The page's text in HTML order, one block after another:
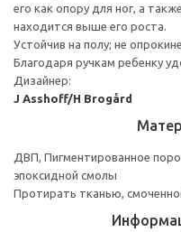
его как опору для ног, а
находится выше его роста.
Устойчив на полу; не
Благодаря ручкам ребенку
Дизайнер:
J Asshoff/H Brogård
ДВП, Пигментированное
эпоксидной смолы
Протирать тканью,